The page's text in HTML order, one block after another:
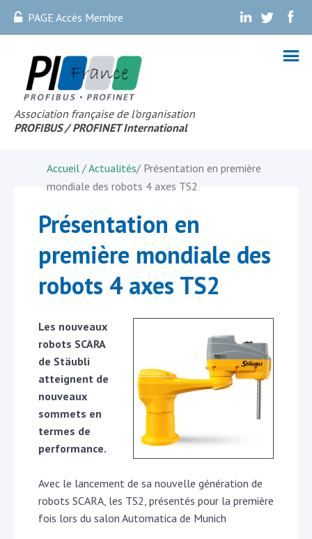
PAGE Accès Membre . . .
Association française de l’organisation
PROFIBUS / PROFINET International
Accueil /Actualités/ Présentation en première
mondiale des robots 4 axes TS2
Présentation en
première mondiale des
robots 4 axes TS2
Les nouveaux
robots SCARA
de Stäubli
atteignent de
nouveaux
sommets en
termes de
performance.
Avec le lancement de sa nouvelle génération de
robots SCARA, les TS2, présentés pour la première
fois lors du salon Automatica de Munich